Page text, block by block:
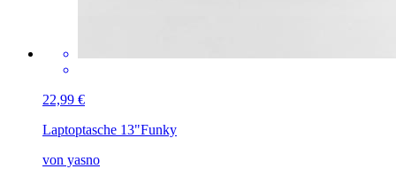
22,99 €
Laptoptasche 13"Funky
von yasno